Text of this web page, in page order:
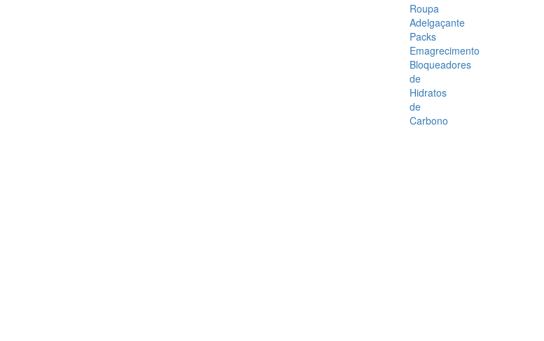
Roupa
Adelgaçante
Packs
Emagrecimento
Bloqueadores
de
Hidratos
de
Carbono